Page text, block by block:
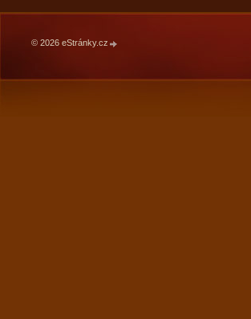
© 2026 eStránky.cz